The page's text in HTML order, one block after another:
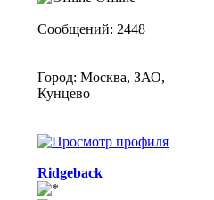
Сообщений: 2448
Город: Москва, ЗАО,
Кунцево
Ridgeback